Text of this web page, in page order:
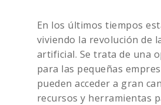
En los últimos tiempos
viviendo la revolución de
artificial. Se trata de una
para las pequeñas
pueden acceder a gran
recursos y herramientas